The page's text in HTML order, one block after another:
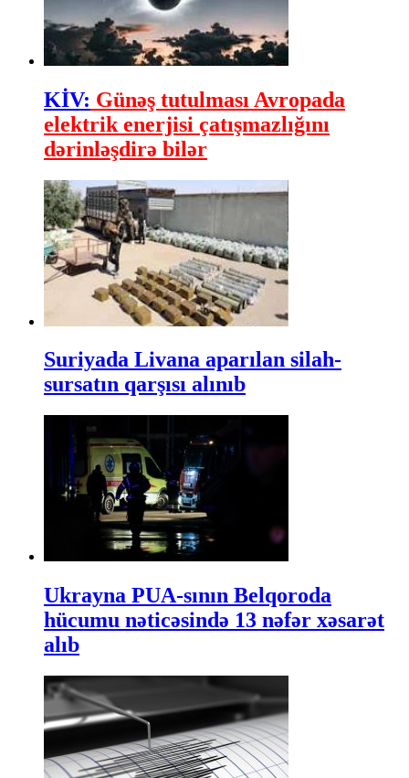
KİV: Günəş tutulması Avropada
elektrik enerjisi çatışmazlığını
dərinləşdirə bilər
Suriyada Livana aparılan silah-
sursatın qarşısı alınıb
Ukrayna PUA-sının Belqoroda
hücumu nəticəsində 13 nəfər xəsarət
alıb